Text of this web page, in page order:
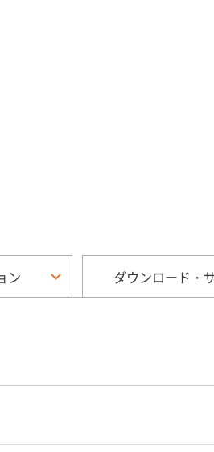
ン ダウンロード・